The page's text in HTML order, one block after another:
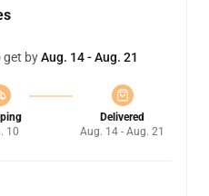
get byAug. 14 - Aug. 21
10
Delivered
Aug. 14 - Aug. 21